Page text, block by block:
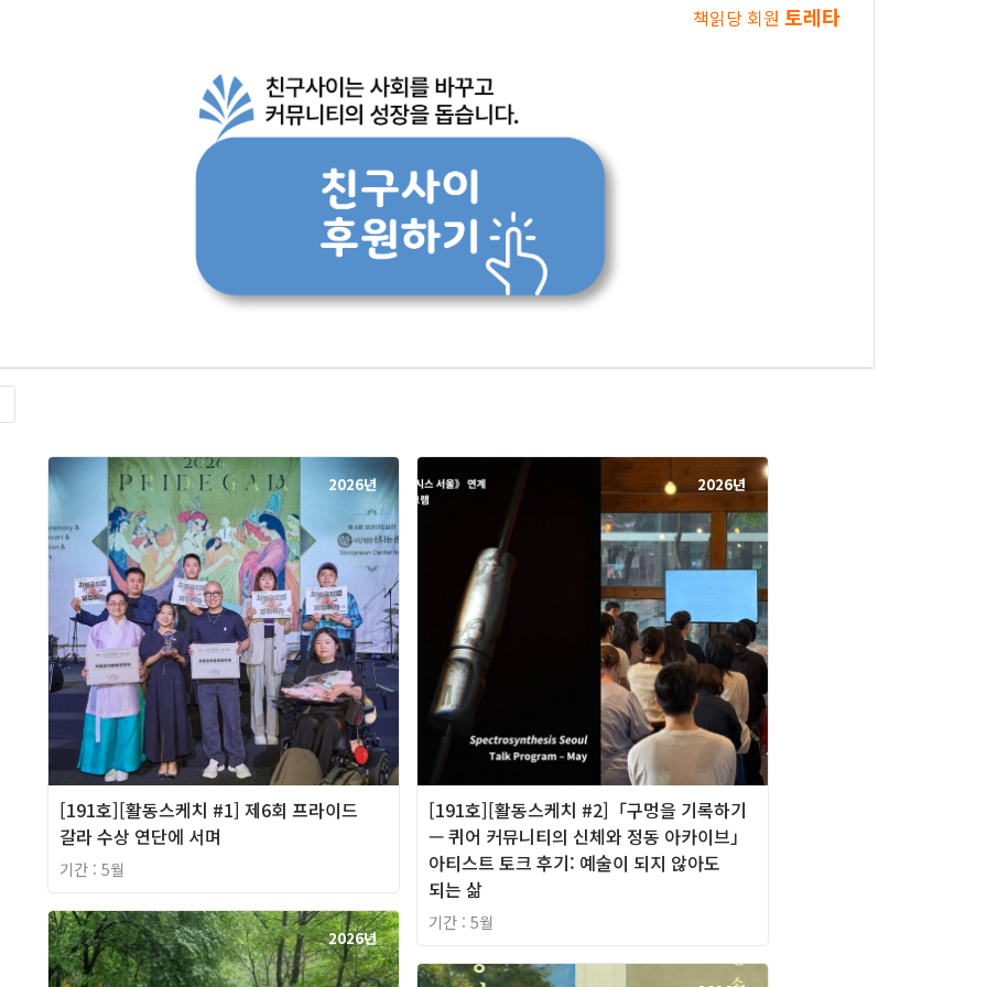
책읽당 회원 토레타
2026년
[191호][활동스케치 #1] 제6회 프라이드
갈라 수상 연단에 서며
기간 : 5월
2026년
[191호][활동스케치 #2]「구멍을 기록하기
— 퀴어 커뮤니티의 신체와 정동 아카이브」
아티스트 토크 후기: 예술이 되지 않아도
되는 삶
기간 : 5월
2026년